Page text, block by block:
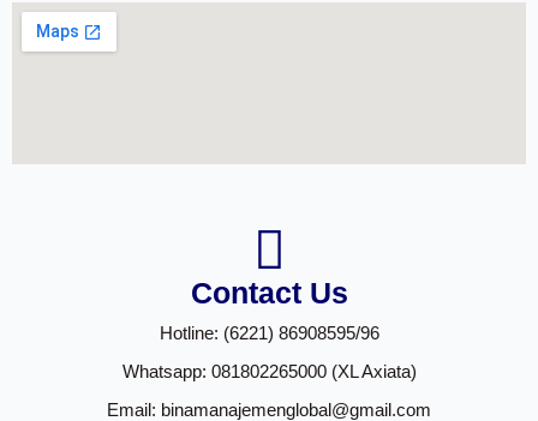
Contact Us
Hotline: (6221) 86908595/96
Whatsapp: 081802265000 (XL Axiata)
Email: binamanajemenglobal@gmail.com